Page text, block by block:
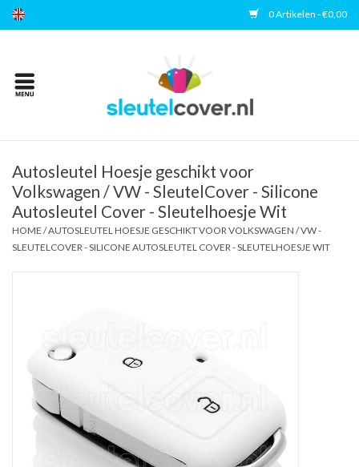
0 Artikelen - €0,00
Home
Accessoires
Veelgestelde vragen
Autosleutel Hoesje geschikt voor
Volkswagen / VW - SleutelCover - Silicone
Autosleutel Cover - Sleutelhoesje Wit
HOME /AUTOSLEUTEL HOESJE GESCHIKT VOOR VOLKSWAGEN / VW -
SLEUTELCOVER - SILICONE AUTOSLEUTEL COVER - SLEUTELHOESJE WIT